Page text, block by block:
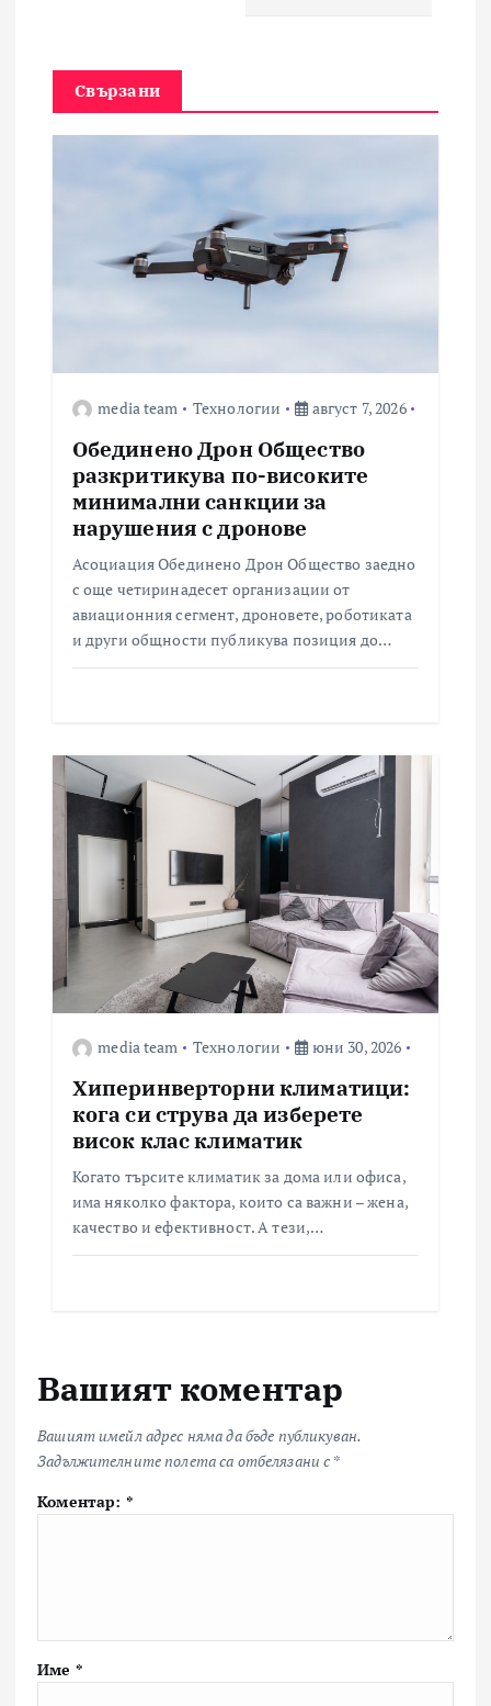
Свързани
media team Технологии август 7, 2026
Обединено Дрон Общество
разкритикува по-високите
минимални санкции за
нарушения с дронове
Асоциация Обединено Дрон Общество заедно
с още четиринадесет организации от
авиационния сегмент, дроновете, роботиката
и други общности публикува позиция до…
media team Технологии юни 30, 2026
Хиперинверторни климатици:
кога си струва да изберете
висок клас климатик
Когато търсите климатик за дома или офиса,
има няколко фактора, които са важни – жена,
качество и ефективност. А тези,…
Вашият коментар
Вашият имейл адрес няма да бъде публикуван.
Задължителните полета са отбелязани с *
Коментар: *
Име *